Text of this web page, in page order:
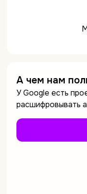
А чем нам
У Google есть
расшифровывать